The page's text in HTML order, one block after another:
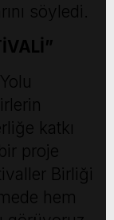
söyledi.
katkı
proje
Birliği
hem